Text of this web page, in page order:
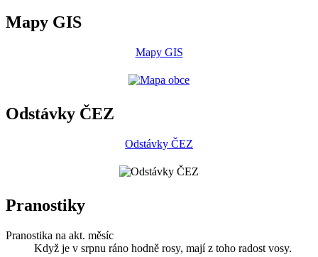
Mapy GIS
Mapy GIS
Odstávky ČEZ
Odstávky ČEZ
Pranostiky
Pranostika na akt. měsíc
Když je v srpnu ráno hodně rosy, mají z toho radost vosy.